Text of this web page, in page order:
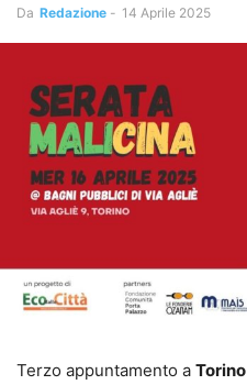
Da Redazione - 14 Aprile 2025
Terzo appuntamento a Torino